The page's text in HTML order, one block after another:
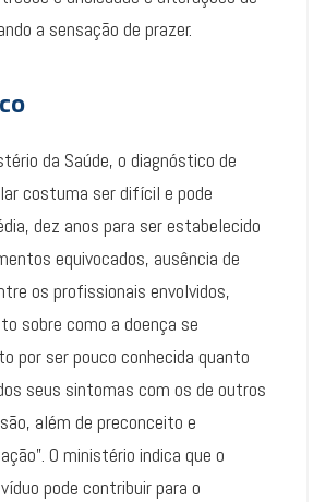
a sensação de prazer.
da Saúde, o diagnóstico de
costuma ser difícil e pode
dez anos para ser estabelecido
equivocados, ausência de
os profissionais envolvidos,
sobre como a doença se
por ser pouco conhecida quanto
seus sintomas com os de outros
além de preconceito e
O ministério indica que o
pode contribuir para o